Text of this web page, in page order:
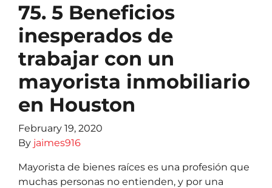
75. 5 Beneficios
inesperados de
trabajar con un
mayorista inmobiliario
en Houston
February 19, 2020
By jaimes916
Mayorista de bienes raíces es una profesión que
muchas personas no entienden, y por una